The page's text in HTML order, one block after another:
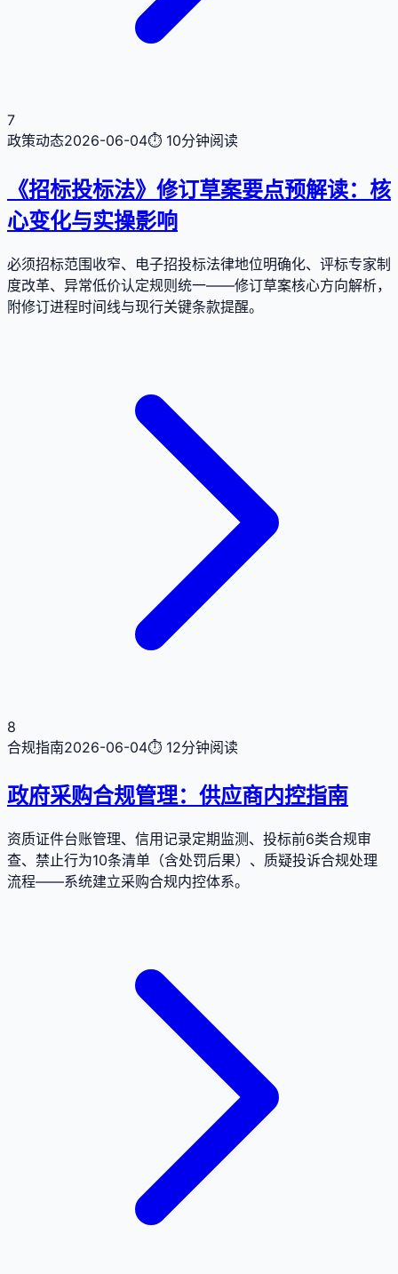
7
政策动态2026-06-04⏱ 10分钟阅读
《招标投标法》修订草案要点预解读：核
心变化与实操影响
必须招标范围收窄、电子招投标法律地位明确化、评标专家制
度改革、异常低价认定规则统一——修订草案核心方向解析，
附修订进程时间线与现行关键条款提醒。
8
合规指南2026-06-04⏱ 12分钟阅读
政府采购合规管理：供应商内控指南
资质证件台账管理、信用记录定期监测、投标前6类合规审
查、禁止行为10条清单（含处罚后果）、质疑投诉合规处理
流程——系统建立采购合规内控体系。